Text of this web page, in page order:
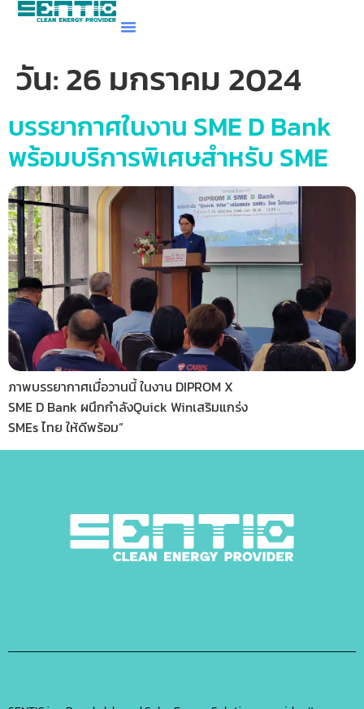
วัน:26 มกราคม 2024
บรรยากาศในงาน SME D Bank
พร้อมบริการพิเศษสำหรับ SME
ภาพบรรยากาศเมื่อวานนี้ ในงาน DIPROM X
SME D Bank ผนึกกำลังQuick Winเสริมแกร่ง
SMEs ไทย ให้ดีพร้อม”